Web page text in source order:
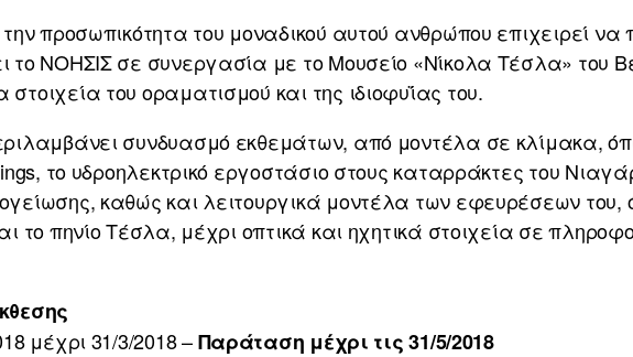
προσωπικότητα του μοναδικού αυτού ανθρώπου επιχειρεί
το ΝΟΗΣΙΣ σε συνεργασία με το Μουσείο «Νίκολα Τέσλα» του
του οραματισμού και της ιδιοφυΐας του.
συνδυασμό εκθεμάτων, από μοντέλα σε κλίμακα,
το υδροηλεκτρικό εργοστάσιο στους καταρράκτες του
καθώς και λειτουργικά μοντέλα των εφευρέσεων
το πηνίο Τέσλα, μέχρι οπτικά και ηχητικά στοιχεία σε
μέχρι 31/3/2018 –Παράταση μέχρι τις 31/5/2018